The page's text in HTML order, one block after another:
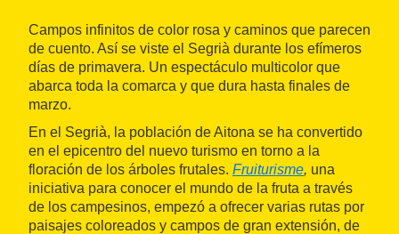
Campos infinitos de color rosa y caminos que parecen
de cuento. Así se viste el Segrià durante los efímeros
días de primavera. Un espectáculo multicolor que
abarca toda la comarca y que dura hasta finales de
marzo.
En el Segrià, la población de Aitona se ha convertido
en el epicentro del nuevo turismo en torno a la
floración de los árboles frutales. Fruiturisme, una
iniciativa para conocer el mundo de la fruta a través
de los campesinos, empezó a ofrecer varias rutas por
paisajes coloreados y campos de gran extensión, de